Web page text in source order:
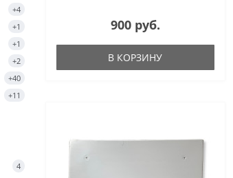
+4
+1
+1
+2
+40
+11
4
900 руб.
В КОРЗИНУ